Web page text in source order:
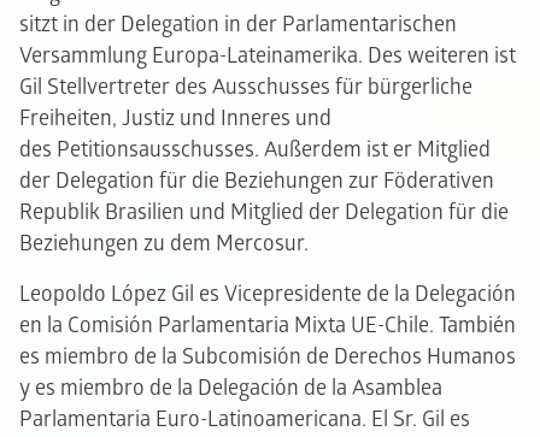
sitzt in der Delegation in der Parlamentarischen
Versammlung Europa-Lateinamerika. Des weiteren ist
Gil Stellvertreter des Ausschusses für bürgerliche
Freiheiten, Justiz und Inneres und
des Petitionsausschusses. Außerdem ist er Mitglied
der Delegation für die Beziehungen zur Föderativen
Republik Brasilien und Mitglied der Delegation für die
Beziehungen zu dem Mercosur.
Leopoldo López Gil es Vicepresidente de la Delegación
en la Comisión Parlamentaria Mixta UE-Chile. También
es miembro de la Subcomisión de Derechos Humanos
y es miembro de la Delegación de la Asamblea
Parlamentaria Euro-Latinoamericana. El Sr. Gil es